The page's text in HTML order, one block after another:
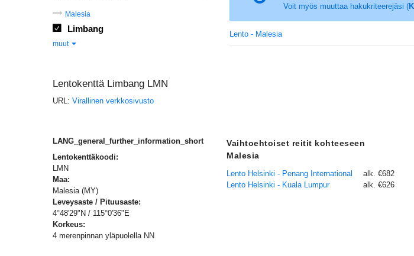
Voit myös muuttaa hakukriteerejäsi (
Lento - Malesia
Malesia
Limbang
muut
Lentokenttä Limbang LMN
URL: Virallinen verkkosivusto
LANG_general_further_information_short
Lentokenttäkoodi:
LMN
Maa:
Malesia (MY)
Leveysaste / Pituusaste:
4°48'29"N / 115°0'36"E
Korkeus:
4 merenpinnan yläpuolella NN
Vaihtoehtoiset reitit kohteeseen
Malesia
Lento Helsinki - Penang International
alk. €682
Lento Helsinki - Kuala Lumpur
alk. €626